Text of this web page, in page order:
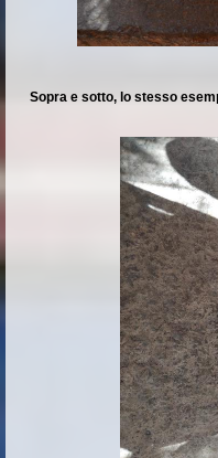
Sopra e sotto, lo stesso